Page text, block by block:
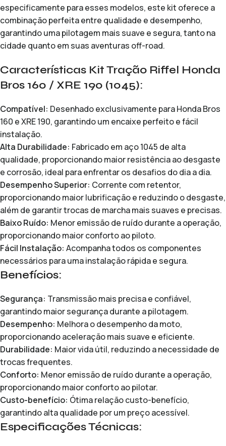
especificamente para esses modelos, este kit oferece a
combinação perfeita entre qualidade e desempenho,
garantindo uma pilotagem mais suave e segura, tanto na
cidade quanto em suas aventuras off-road.
Características Kit Tração Riffel Honda
Bros 160 / XRE 190 (1045):
Compatível: Desenhado exclusivamente para Honda Bros
160 e XRE 190, garantindo um encaixe perfeito e fácil
instalação.
Alta Durabilidade: Fabricado em aço 1045 de alta
qualidade, proporcionando maior resistência ao desgaste
e corrosão, ideal para enfrentar os desafios do dia a dia.
Desempenho Superior: Corrente com retentor,
proporcionando maior lubrificação e reduzindo o desgaste,
além de garantir trocas de marcha mais suaves e precisas.
Baixo Ruído: Menor emissão de ruído durante a operação,
proporcionando maior conforto ao piloto.
Fácil Instalação: Acompanha todos os componentes
necessários para uma instalação rápida e segura.
Benefícios:
Segurança: Transmissão mais precisa e confiável,
garantindo maior segurança durante a pilotagem.
Desempenho: Melhora o desempenho da moto,
proporcionando aceleração mais suave e eficiente.
Durabilidade: Maior vida útil, reduzindo a necessidade de
trocas frequentes.
Conforto: Menor emissão de ruído durante a operação,
proporcionando maior conforto ao pilotar.
Custo-benefício: Ótima relação custo-benefício,
garantindo alta qualidade por um preço acessível.
Especificações Técnicas: